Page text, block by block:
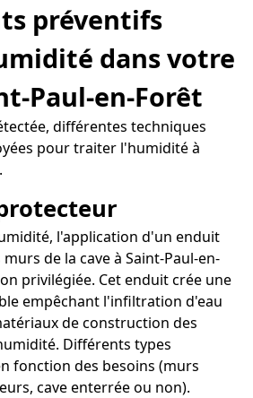
préventifs
dans votre
Paul-en-Forêt
différentes techniques
pour traiter l'humidité à
l'application d'un enduit
de la cave à Saint-Paul-en-
privilégiée. Cet enduit crée une
empêchant l'infiltration d'eau
de construction des
Différents types
fonction des besoins (murs
cave enterrée ou non).